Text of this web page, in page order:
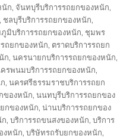
นัก, จันทบุรีบริการรถยกของหนัก,
, ชลบุรีบริการรถยกของหนัก,
มิบริการรถยกของหนัก, ชุมพร
รถยกของหนัก, ตราดบริการรถยก
ก,นครนายกบริการรถยกของหนัก,
รพนมบริการรถยกของหนัก,
,นครศรีธรรมราชบริการรถยก
ของหนัก,นนทบุรีบริการรถยกของ
กของหนัก,น่านบริการรถยกของ
ก,บริการรถขนสงของหนัก,บริการ
งหนัก,บริษัทรถรับยกของหนัก,